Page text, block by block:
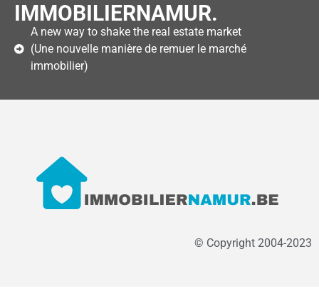
IMMOBILIERNAMUR.
A new way to shake the real estate market
(Une nouvelle manière de remuer le marché
immobilier)
© Copyright 2004-2023